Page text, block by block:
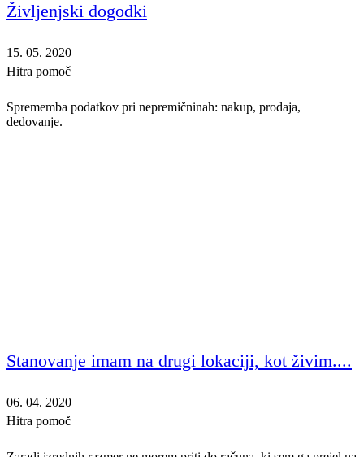
Življenjski dogodki
15. 05. 2020
Hitra pomoč
Sprememba podatkov pri nepremičninah: nakup, prodaja,
dedovanje.
Stanovanje imam na drugi lokaciji, kot živim....
06. 04. 2020
Hitra pomoč